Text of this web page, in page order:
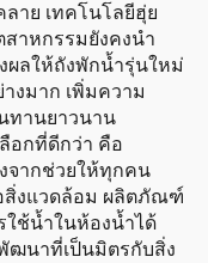
าย เทคโนโลยีฮุ่ย
าหกรรมยังคงนำ
ผลให้ถังพักน้ำรุ่นใหม่
งมาก เพิ่มความ
ทานยาวนาน
อกที่ดีกว่า คือ
จากช่วยให้ทุกคน
สิ่งแวดล้อม ผลิตภัณฑ์
ช้น้ำในห้องน้ำได้
ฒนาที่เป็นมิตรกับสิ่ง